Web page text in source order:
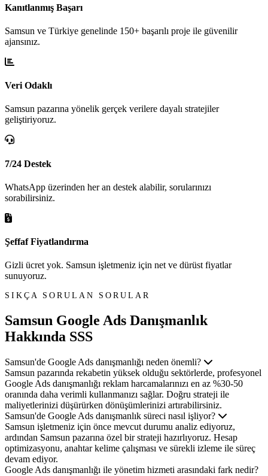
Kanıtlanmış Başarı
Samsun ve Türkiye genelinde 150+ başarılı proje ile güvenilir
ajansınız.
Veri Odaklı
Samsun pazarına yönelik gerçek verilere dayalı stratejiler
geliştiriyoruz.
7/24 Destek
WhatsApp üzerinden her an destek alabilir, sorularınızı
sorabilirsiniz.
Şeffaf Fiyatlandırma
Gizli ücret yok. Samsun işletmeniz için net ve dürüst fiyatlar
sunuyoruz.
SIKÇA SORULAN SORULAR
Samsun Google Ads Danışmanlık
Hakkında SSS
Samsun'de Google Ads danışmanlığı neden önemli?
Samsun pazarında rekabetin yüksek olduğu sektörlerde, profesyonel
Google Ads danışmanlığı reklam harcamalarınızı en az %30-50
oranında daha verimli kullanmanızı sağlar. Doğru strateji ile
maliyetlerinizi düşürürken dönüşümlerinizi artırabilirsiniz.
Samsun'de Google Ads danışmanlık süreci nasıl işliyor?
Samsun işletmeniz için önce mevcut durumu analiz ediyoruz,
ardından Samsun pazarına özel bir strateji hazırlıyoruz. Hesap
optimizasyonu, anahtar kelime çalışması ve sürekli izleme ile süreç
devam ediyor.
Google Ads danışmanlığı ile yönetim hizmeti arasındaki fark nedir?